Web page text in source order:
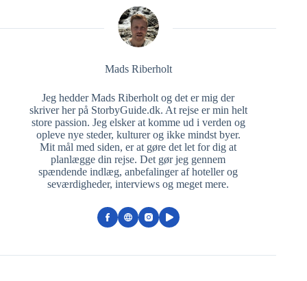
Mads Riberholt
Jeg hedder Mads Riberholt og det er mig der
skriver her på StorbyGuide.dk. At rejse er min helt
store passion. Jeg elsker at komme ud i verden og
opleve nye steder, kulturer og ikke mindst byer.
Mit mål med siden, er at gøre det let for dig at
planlægge din rejse. Det gør jeg gennem
spændende indlæg, anbefalinger af hoteller og
seværdigheder, interviews og meget mere.